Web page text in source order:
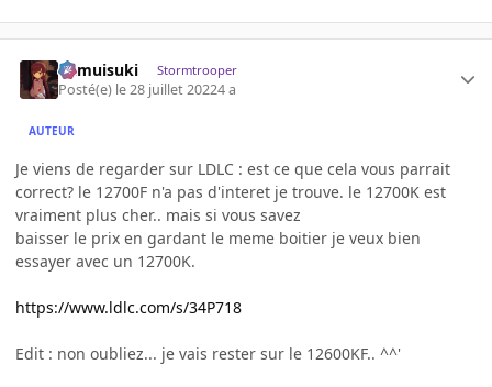
kamuisuki Stormtrooper
Posté(e) le 28 juillet 20224 a
AUTEUR
Je viens de regarder sur LDLC : est ce que cela vous parrait
correct? le 12700F n'a pas d'interet je trouve. le 12700K est
vraiment plus cher.. mais si vous savez
baisser le prix en gardant le meme boitier je veux bien
essayer avec un 12700K.
https://www.ldlc.com/s/34P718
Edit : non oubliez... je vais rester sur le 12600KF.. ^^'